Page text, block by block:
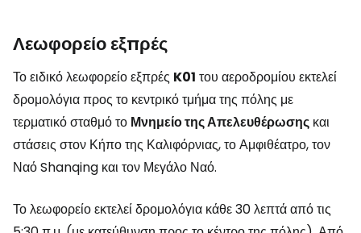
Λεωφορείο εξπρές
Το ειδικό λεωφορείο εξπρές K01 του αεροδρομίου εκτελεί
δρομολόγια προς το κεντρικό τμήμα της πόλης με
τερματικό σταθμό το Μνημείο της Απελευθέρωσης και
στάσεις στον Κήπο της Καλιφόρνιας, το Αμφιθέατρο, τον
Ναό Shanqing και τον Μεγάλο Ναό.
Το λεωφορείο εκτελεί δρομολόγια κάθε 30 λεπτά από τις